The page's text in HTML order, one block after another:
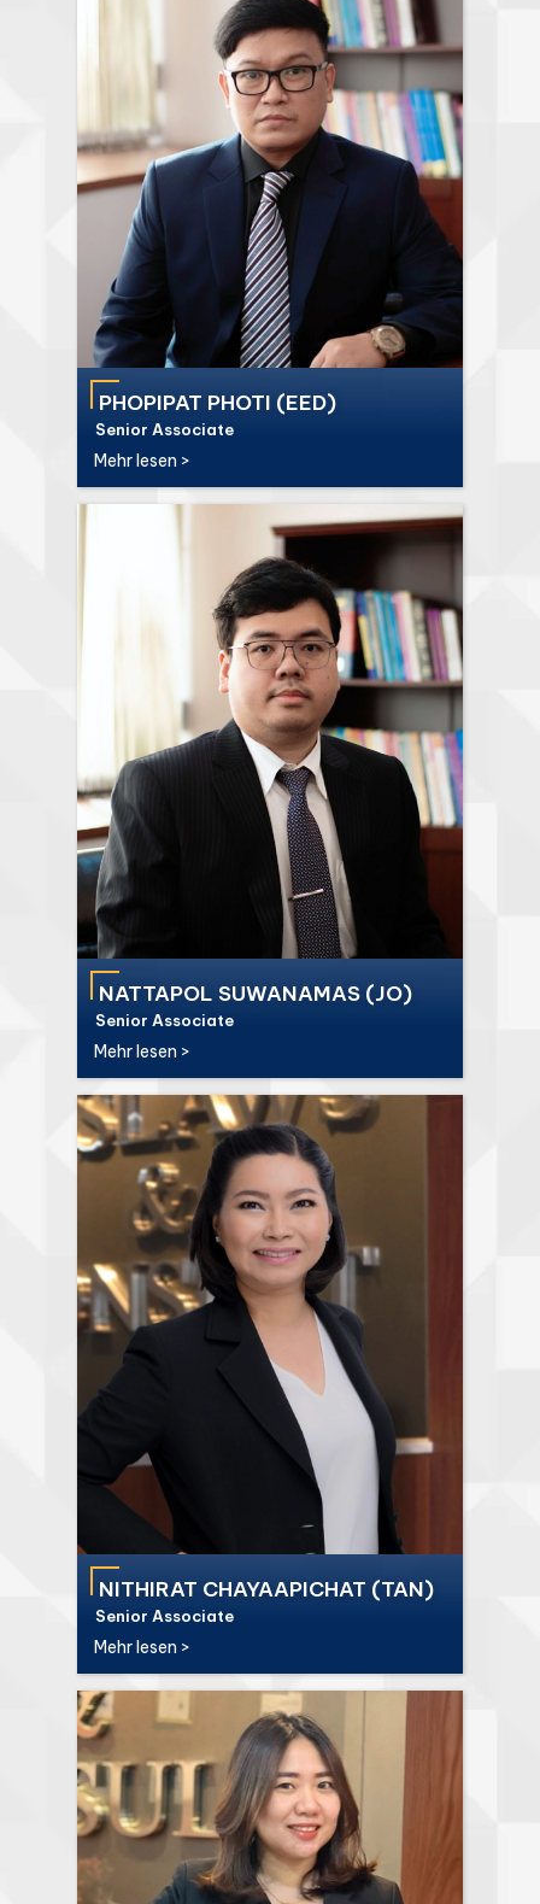
PHOPIPAT PHOTI (EED)
Senior Associate
Mehr lesen >
NATTAPOL SUWANAMAS (JO)
Senior Associate
Mehr lesen >
NITHIRAT CHAYAAPICHAT (TAN)
Senior Associate
Mehr lesen >